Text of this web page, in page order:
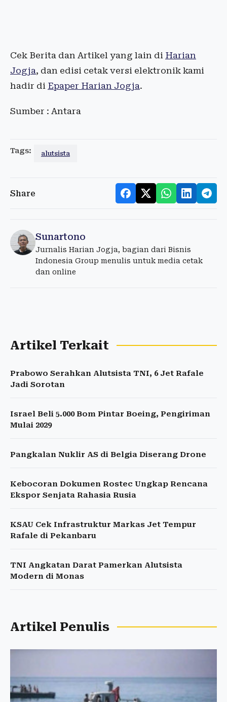
Cek Berita dan Artikel yang lain di Harian
Jogja, dan edisi cetak versi elektronik kami
hadir di Epaper Harian Jogja.
Sumber : Antara
Tags: alutsista
Share
Sunartono
Jurnalis Harian Jogja, bagian dari Bisnis
Indonesia Group menulis untuk media cetak
dan online
Artikel Terkait
Prabowo Serahkan Alutsista TNI, 6 Jet Rafale
Jadi Sorotan
Israel Beli 5.000 Bom Pintar Boeing, Pengiriman
Mulai 2029
Pangkalan Nuklir AS di Belgia Diserang Drone
Kebocoran Dokumen Rostec Ungkap Rencana
Ekspor Senjata Rahasia Rusia
KSAU Cek Infrastruktur Markas Jet Tempur
Rafale di Pekanbaru
TNI Angkatan Darat Pamerkan Alutsista
Modern di Monas
Artikel Penulis